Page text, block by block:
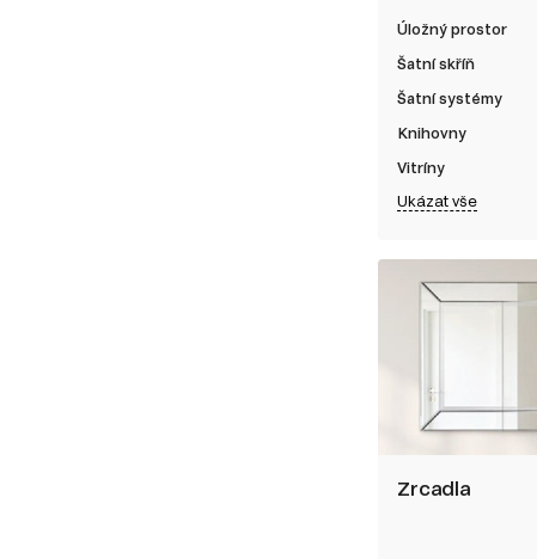
Úložný prostor
Šatní skříň
Šatní systémy
Knihovny
Vitríny
Ukázat vše
Zrcadla